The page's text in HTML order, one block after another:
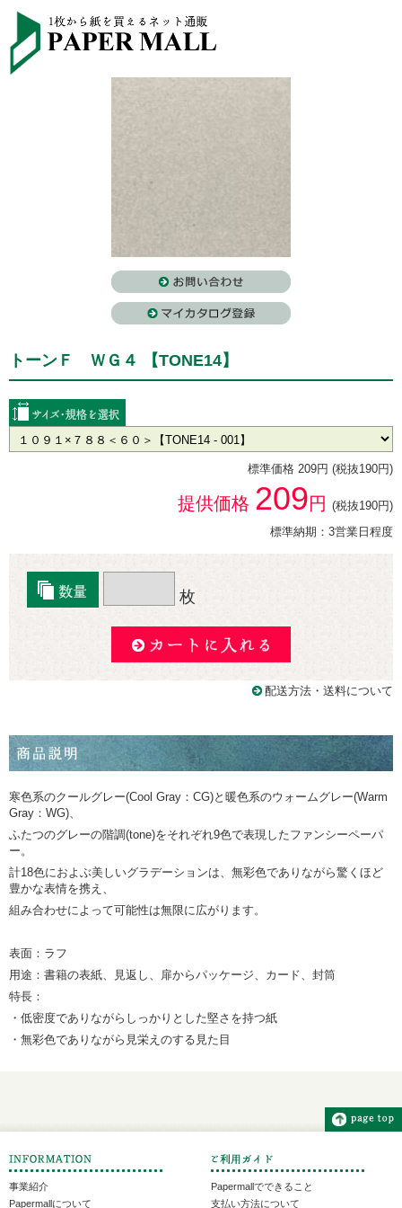
トーンＦ ＷＧ４ 【TONE14】
標準価格 209円 (税抜190円)
提供価格 209円 (税抜190円)
標準納期：3営業日程度
枚
配送方法・送料について
寒色系のクールグレー(Cool Gray：CG)と暖色系のウォームグレー(Warm
Gray：WG)、
ふたつのグレーの階調(tone)をそれぞれ9色で表現したファンシーペーパ
ー。
計18色におよぶ美しいグラデーションは、無彩色でありながら驚くほど
豊かな表情を携え、
組み合わせによって可能性は無限に広がります。
表面：ラフ
用途：書籍の表紙、見返し、扉からパッケージ、カード、封筒
特長：
・低密度でありながらしっかりとした堅さを持つ紙
・無彩色でありながら見栄えのする見た目
事業紹介
Papermallについて
Papermallでできること
支払い方法について